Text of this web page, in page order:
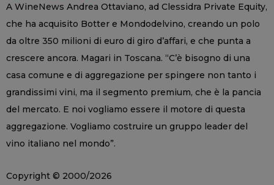
A WineNews Andrea Ottaviano, ad Clessidra Private Equity,
che ha acquisito Botter e Mondodelvino, creando un polo
da oltre 350 milioni di euro di giro d’affari, e che punta a
crescere ancora. Magari in Toscana. “C’è bisogno di una
casa comune e di aggregazione per spingere non tanto i
grandissimi vini, ma il segmento premium, che è la pancia
del mercato. E noi vogliamo essere il motore di questa
aggregazione. Vogliamo costruire un gruppo leader del
vino italiano nel mondo”.
Copyright © 2000/2026